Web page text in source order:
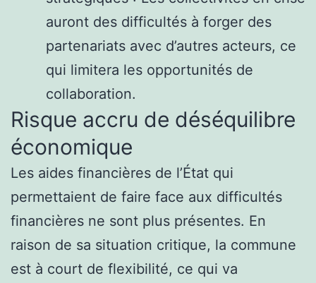
auront des difficultés à forger des
partenariats avec d’autres acteurs, ce
qui limitera les opportunités de
collaboration.
Risque accru de déséquilibre
économique
Les aides financières de l’État qui
permettaient de faire face aux difficultés
financières ne sont plus présentes. En
raison de sa situation critique, la commune
est à court de flexibilité, ce qui va